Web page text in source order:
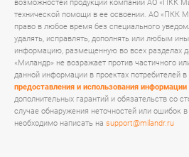
возможностей продукции компании АО «ПКК
технической помощи в ее освоении. АО «ПКК
право в любое время без специального
удалять, исправлять, дополнять или любым
информацию, размещенную во всех разделах
«Миландр» не возражает против частичного
данной информации в проектах потребителей в
предоставления и использования информации
дополнительных гарантий и обязательств со
случае обнаружения неточностей или ошибок
необходимо написать на support@milandr.ru